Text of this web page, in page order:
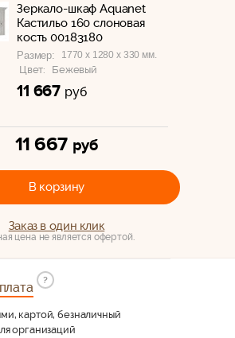
Зеркало-шкаф Aquanet
Кастильо 160 слоновая
кость 00183180
Размер: 1770 x 1280 x 330 мм.
Цвет: Бежевый
11 667 руб
11 667 руб
В корзину
Заказ в один клик
цена не является офертой.
?
картой, безналичный
организаций